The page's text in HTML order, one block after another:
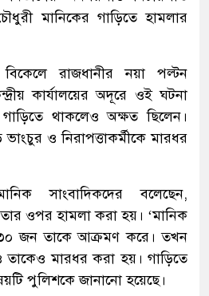
মানিকের গাড়িতে হামলার
রাজধানীর নয়া পল্টন
কার্যালয়ের অদূরে ওই ঘটনা
থাকলেও অক্ষত ছিলেন।
ভাংচুর ও নিরাপত্তাকর্মীকে মারধর
সাংবাদিকদের বলেছেন,
ওপর হামলা করা হয়। ‘মানিক
জন তাকে আক্রমণ করে। তখন
তাকেও মারধর করা হয়। গাড়িতে
পুলিশকে জানানো হয়েছে।